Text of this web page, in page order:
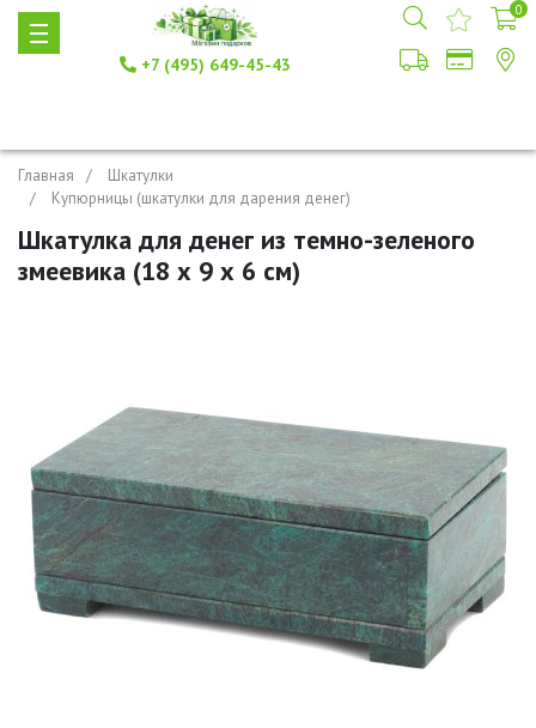
+7 (495) 649-45-43
0
Главная
Шкатулки
Купюрницы (шкатулки для дарения денег)
Шкатулка для денег из темно-зеленого
змеевика (18 х 9 х 6 см)